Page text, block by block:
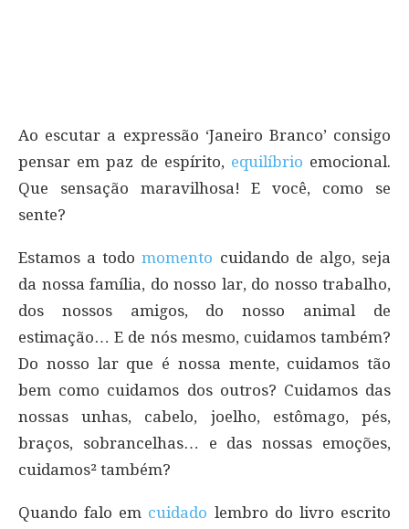
Ao escutar a expressão ‘Janeiro Branco’ consigo
pensar em paz de espírito, equilíbrio emocional.
Que sensação maravilhosa! E você, como se
sente?
Estamos a todomomento cuidando de algo, seja
da nossa família, do nosso lar, do nosso trabalho,
dos nossos amigos, do nosso animal de
estimação… E de nós mesmo, cuidamos também?
Do nosso lar que é nossa mente, cuidamos tão
bem como cuidamos dos outros? Cuidamos das
nossas unhas, cabelo, joelho, estômago, pés,
braços, sobrancelhas… e das nossas emoções,
cuidamos² também?
Quando falo em cuidado lembro do livro escrito